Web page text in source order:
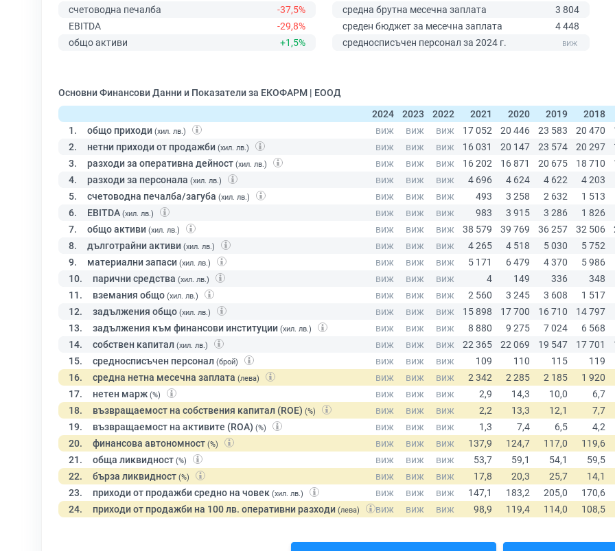
счетоводна печалба
-37,5%
EBITDA
-29,8%
общо активи
+1,5%
средна брутна месечна заплата
3 804
среден бюджет за месечна заплата
4 448
средносписъчен персонал за 2024 г.
Основни Финансови Данни и Показатели за ЕКОФАРМ | ЕООД
2024
2023 2022 2021 2020 2019
2018
1.
общо приходи (хил. лв.)
2. нетни приходи от продажби (хил. лв.)
3. разходи за оперативна дейност (хил. лв.)
4. разходи за персонала (хил. лв.)
5. счетоводна печалба/загуба (хил. лв.)
6. EBITDA (хил. лв.)
7. общо активи (хил. лв.)
8. дълготрайни активи (хил. лв.)
9. материални запаси (хил. лв.)
10. парични средства (хил. лв.)
11. вземания общо (хил. лв.)
12. задължения общо (хил. лв.)
13. задължения към финансови институции (хил. лв.)
14. собствен капитал (хил. лв.)
15. средносписъчен персонал (брой)
16. средна нетна месечна заплата (лева)
17. нетен марж (%)
18. възвращаемост на собствения капитал (ROE) (%)
19. възвращаемост на активите (ROA) (%)
20. финансова автономност (%)
21. обща ликвидност (%)
22. бърза ликвидност (%)
23. приходи от продажби средно на човек (хил. лв.)
24. приходи от продажби на 100 лв. оперативни разходи (лева)